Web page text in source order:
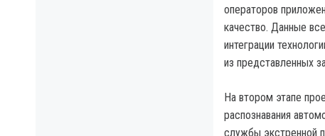
операторов
качество. Данные
интеграции
из представленных
На втором этапе
распознавания
службы экстренной